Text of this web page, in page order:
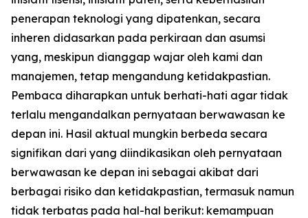
penerapan teknologi yang dipatenkan, secara
inheren didasarkan pada perkiraan dan asumsi
yang, meskipun dianggap wajar oleh kami dan
manajemen, tetap mengandung ketidakpastian.
Pembaca diharapkan untuk berhati-hati agar tidak
terlalu mengandalkan pernyataan berwawasan ke
depan ini. Hasil aktual mungkin berbeda secara
signifikan dari yang diindikasikan oleh pernyataan
berwawasan ke depan ini sebagai akibat dari
berbagai risiko dan ketidakpastian, termasuk namun
tidak terbatas pada hal-hal berikut: kemampuan